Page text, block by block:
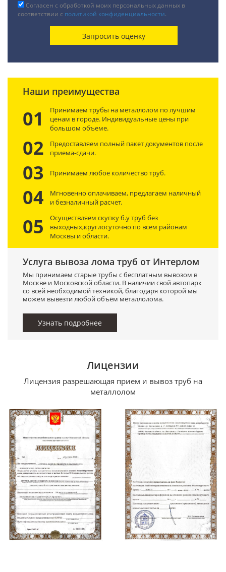
Согласен с обработкой моих персональных данных в
соответствии с политикой конфиденциальности.
Наши преимущества
01
Принимаем трубы на металлолом по лучшим
ценам в городе. Индивидуальные цены при
большом объеме.
02
Предоставляем полный пакет документов после
приема-сдачи.
03 Принимаем любое количество труб.
04
Мгновенно оплачиваем, предлагаем наличный
и безналичный расчет.
05
Осуществляем скупку б.у труб без
выходных,круглосуточно по всем районам
Москвы и области.
Услуга вывоза лома труб от Интерлом
Мы принимаем старые трубы с бесплатным вывозом в
Москве и Московской области. В наличии свой автопарк
со всей необходимой техникой, благодаря которой мы
можем вывезти любой объём металлолома.
Узнать подробнее
Лицензии
Лицензия разрешающая прием и вывоз труб на
металлолом